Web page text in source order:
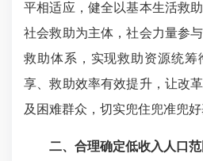
平相适应，健全以基本生活救
社会救助为主体，社会力量参
救助体系，实现救助资源统筹
享、救助效率有效提升，让改
及困难群众，切实兜住兜准兜好
二、合理确定低收入人口范